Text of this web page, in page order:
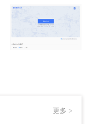
更多 >